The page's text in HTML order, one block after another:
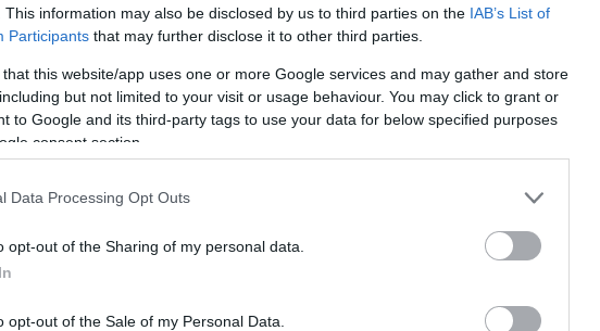
This information may also be disclosed by us to third parties on the IAB’s List of
Participants that may further disclose it to other third parties.
that this website/app uses one or more Google services and may gather and store
but not limited to your visit or usage behaviour. You may click to grant or
to Google and its third-party tags to use your data for below specified purposes
consent section.
Data Processing Opt Outs
opt-out of the Sharing of my personal data.
opt-out of the Sale of my Personal Data.
cliccandoqui
nella sezione
NECROLOGIE
Mario Malu